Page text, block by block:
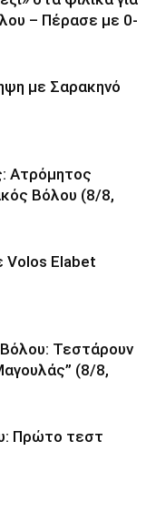
– Πέρασε με 0-
με Σαρακηνό
Ατρόμητος
Βόλου (8/8,
Volos Elabet
Τεστάρουν
(8/8,
Πρώτο τεστ